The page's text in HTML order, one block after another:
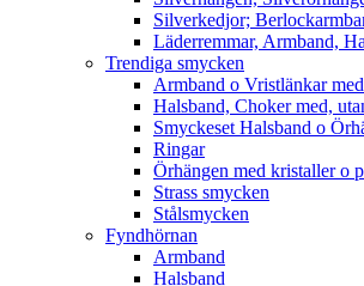
Silverkedjor;
Läderremmar, Armband,
Trendiga smycken
Armband o Vristlänkar
Halsband, Choker med,
Smyckeset Halsband o
Ringar
Örhängen med kristaller o
Strass smycken
Stålsmycken
Fyndhörnan
Armband
Halsband